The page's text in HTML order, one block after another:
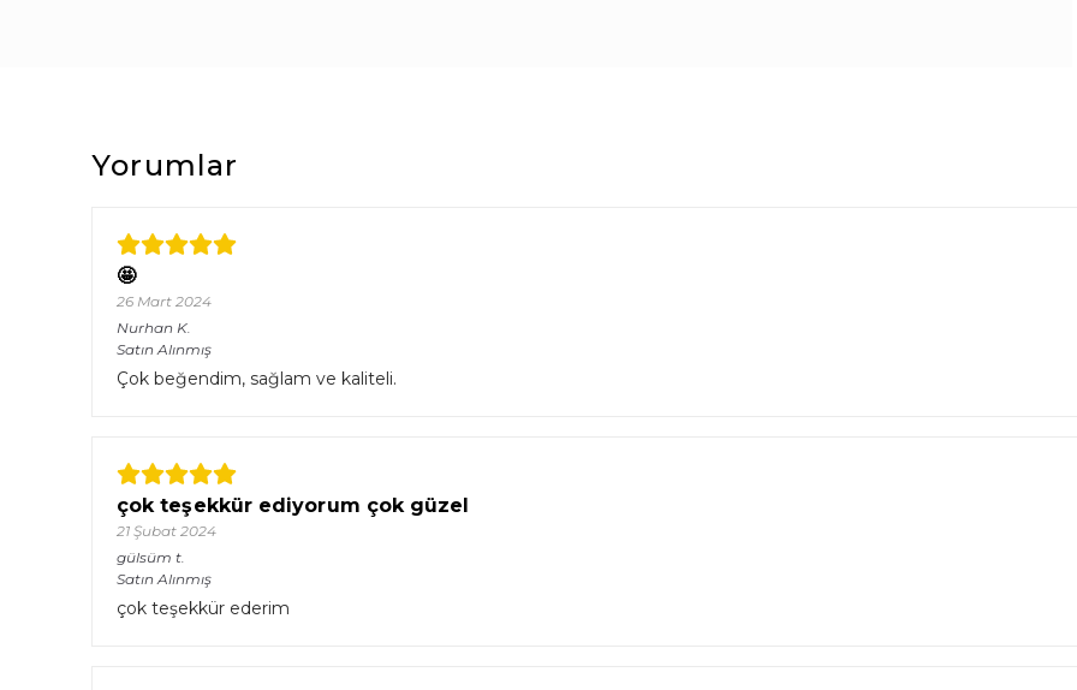
Yorumlar
🤩
26 Mart 2024
Nurhan K.
Satın Alınmış
Çok beğendim, sağlam ve kaliteli.
çok teşekkür ediyorum çok güzel
21 Şubat 2024
gülsüm t.
Satın Alınmış
çok teşekkür ederim